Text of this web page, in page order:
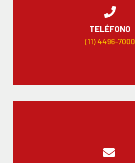
TELÉFONO
(11) 4496-7000